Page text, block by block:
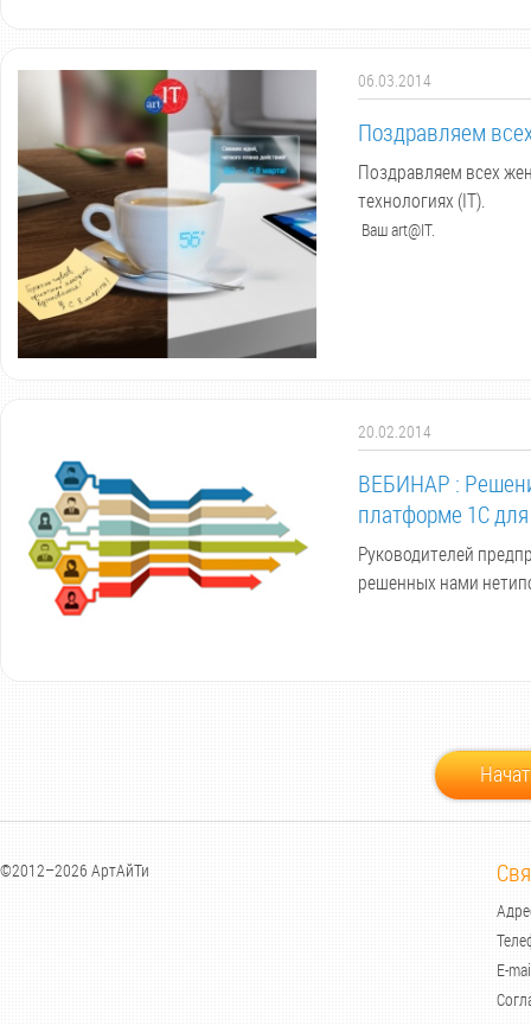
06.03.2014
Поздравляем
Поздравляем всех
технологиях (IT).
Ваш art@IT.
20.02.2014
ВЕБИНАР :
платформе 1С
Руководителей
решенных нами
©2012–2026 АртАйТи
E-